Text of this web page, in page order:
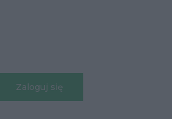
Zaloguj się